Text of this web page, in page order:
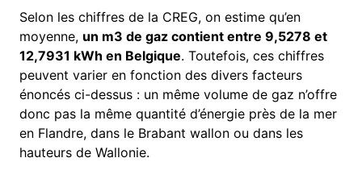
Selon les chiffres de la CREG, on estime qu’en
moyenne, un m3 de gaz contient entre 9,5278 et
12,7931 kWh en Belgique. Toutefois, ces chiffres
peuvent varier en fonction des divers facteurs
énoncés ci-dessus : un même volume de gaz n’offre
donc pas la même quantité d’énergie près de la mer
en Flandre, dans le Brabant wallon ou dans les
hauteurs de Wallonie.